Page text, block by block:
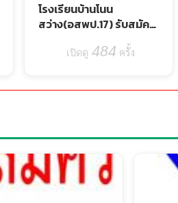
โรงเรียนบ้านโนน
สว่าง(อสพป.17) รับสมัคร
ครูอัตราจ้าง 1 อัตรา สมัคร
3-5 ส.ค. 69484 ครั้ง